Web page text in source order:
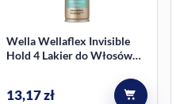
Wella Wellaflex Invisible
Hold 4 Lakier do Włosów
13,17zł